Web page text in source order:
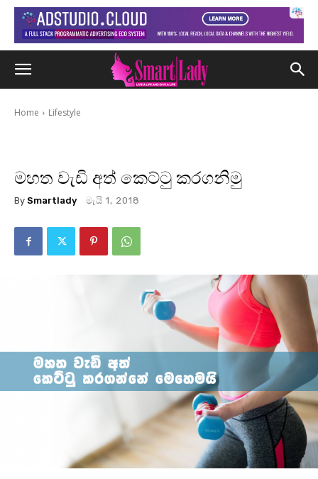
Home Lifestyle
මහත වැඩි අත් කෙට්ටු කරගනිමු
By Smartlady මැයි 1, 2018